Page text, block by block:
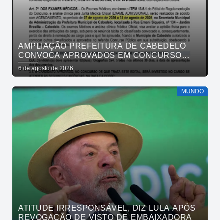
AMPLIAÇÃO PREFEITURA DE CABEDELO
CONVOCA APROVADOS EM CONCURSO
PÚBLICO DA SAÚDE PARA APRESENTAÇÃO
DE DOCUMENTOS
6 de agosto de 2026
MUNDO
ATITUDE IRRESPONSÁVEL, DIZ LULA APÓS
REVOGAÇÃO DE VISTO DE EMBAIXADORA